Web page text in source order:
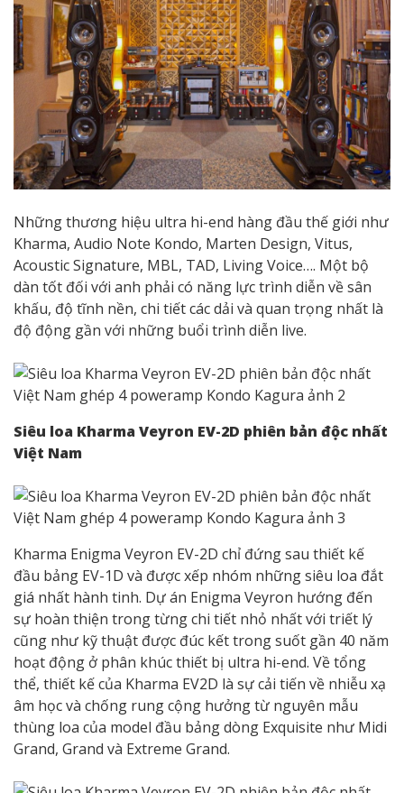
Những thương hiệu ultra hi-end hàng đầu thế giới như
Kharma, Audio Note Kondo, Marten Design, Vitus,
Acoustic Signature, MBL, TAD, Living Voice…. Một bộ
dàn tốt đối với anh phải có năng lực trình diễn về sân
khấu, độ tĩnh nền, chi tiết các dải và quan trọng nhất là
độ động gần với những buổi trình diễn live.
Siêu loa Kharma Veyron EV-2D phiên bản độc nhất
Việt Nam
Kharma Enigma Veyron EV-2D chỉ đứng sau thiết kế
đầu bảng EV-1D và được xếp nhóm những siêu loa đắt
giá nhất hành tinh. Dự án Enigma Veyron hướng đến
sự hoàn thiện trong từng chi tiết nhỏ nhất với triết lý
cũng như kỹ thuật được đúc kết trong suốt gần 40 năm
hoạt động ở phân khúc thiết bị ultra hi-end. Về tổng
thể, thiết kế của Kharma EV2D là sự cải tiến về nhiễu xạ
âm học và chống rung cộng hưởng từ nguyên mẫu
thùng loa của model đầu bảng dòng Exquisite như Midi
Grand, Grand và Extreme Grand.